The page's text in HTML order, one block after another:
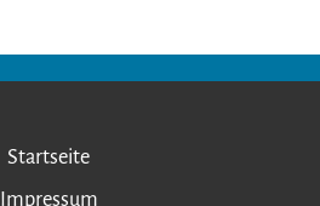
Startseite
Impressum